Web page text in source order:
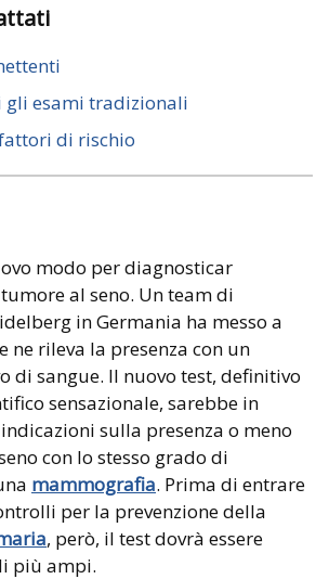
gli esami tradizionali
di rischio
modo per diagnosticar
al seno. Un team di
in Germania ha messo a
ne rileva la presenza con un
di sangue. Il nuovo test, definitivo
sensazionale, sarebbe in
sulla presenza o meno
con lo stesso grado di
mammografia. Prima di entrare
per la prevenzione della
, però, il test dovrà essere
più ampi.